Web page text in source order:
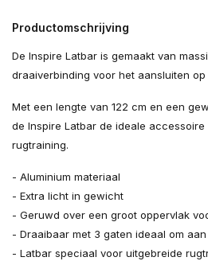
Productomschrijving
De Inspire Latbar is gemaakt van
draaiverbinding voor het aansluiten
Met een lengte van 122 cm en een
de Inspire Latbar de ideale
rugtraining.
- Aluminium materiaal
- Extra licht in gewicht
- Geruwd over een groot oppervlak
- Draaibaar met 3 gaten ideaal om
- Latbar speciaal voor uitgebreide